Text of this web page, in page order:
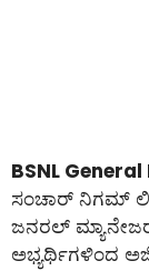
BSNL
ಸಂಚಾರ್ ನಿಗಮ್
ಜನರಲ್
ಅಭ್ಯರ್ಥಿಗಳಿಂದ